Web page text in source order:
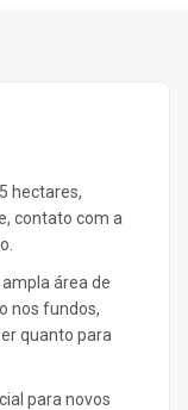
hectares,
contato com a
área de
nos fundos,
quanto para
para novos